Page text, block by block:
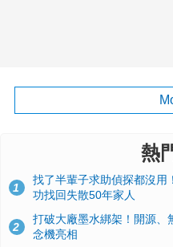
熱
1
找了半輩子求助偵探都沒用
功找回失散50年家人
2
打破大廠墨水綁架！開源
念機亮相